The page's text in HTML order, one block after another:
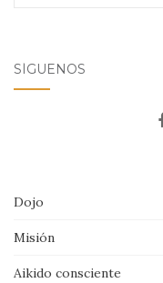
SÍGUENOS
Dojo
Misión
Aikido consciente